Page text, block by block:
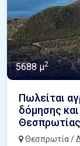
5688 μ2
Πωλείται
δόμησης
Θεσπρωτίας
Θεσπρωτία /